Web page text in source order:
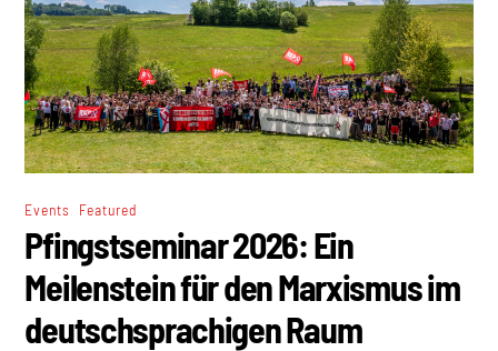
Events Featured
Pfingstseminar 2026: Ein
Meilenstein für den Marxismus im
deutschsprachigen Raum